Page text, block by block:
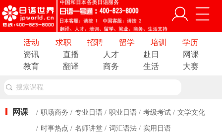
活动 求职 招聘 留学 培训
学历
资讯
直播 人才 赴日
网课
教育
翻译 商务 生活 大赛
搜索课程
网课 职场商务 专业日语 职业日语 考级考试
文学文化
时事热点
名师讲堂 词汇语法 实用日语